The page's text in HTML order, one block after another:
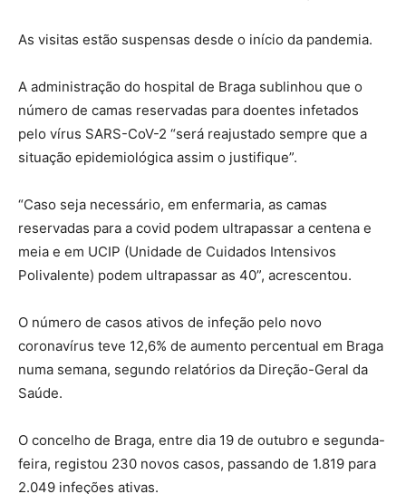
As visitas estão suspensas desde o início da pandemia.
A administração do hospital de Braga sublinhou que o
número de camas reservadas para doentes infetados
pelo vírus SARS-CoV-2 “será reajustado sempre que a
situação epidemiológica assim o justifique”.
“Caso seja necessário, em enfermaria, as camas
reservadas para a covid podem ultrapassar a centena e
meia e em UCIP (Unidade de Cuidados Intensivos
Polivalente) podem ultrapassar as 40”, acrescentou.
O número de casos ativos de infeção pelo novo
coronavírus teve 12,6% de aumento percentual em Braga
numa semana, segundo relatórios da Direção-Geral da
Saúde.
O concelho de Braga, entre dia 19 de outubro e segunda-
feira, registou 230 novos casos, passando de 1.819 para
2.049 infeções ativas.